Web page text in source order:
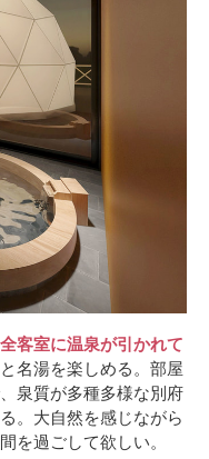
全客室に温泉が引かれて
名湯を楽しめる。部屋
泉質が多種多様な別府
。大自然を感じながら
を過ごして欲しい。